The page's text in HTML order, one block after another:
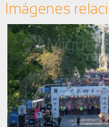
Imágenes